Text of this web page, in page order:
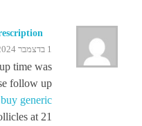
1 בדצמבר 2024 at 8:38
time was
follow up
buy generic
at 21